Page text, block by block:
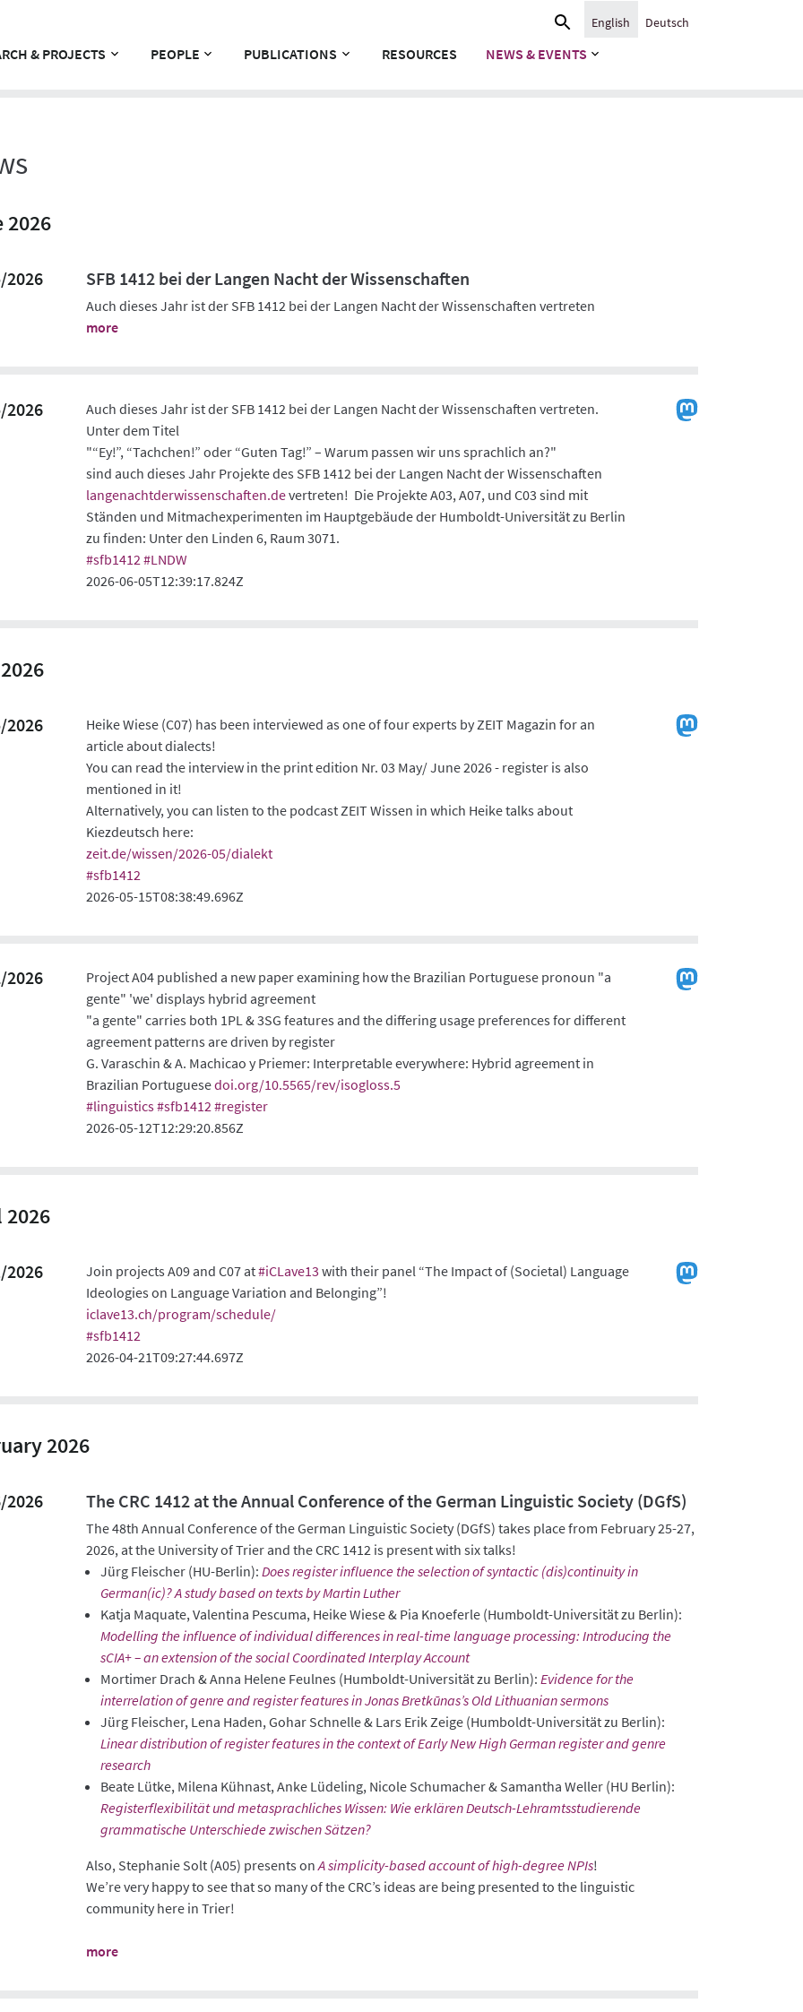
& PROJECTS PEOPLE PUBLICATIONS RESOURCES NEWS & EVENTS
Search
English Deutsch
2026
2026 SFB 1412 bei der Langen Nacht der Wissenschaften
Auch dieses Jahr ist der SFB 1412 bei der Langen Nacht der Wissenschaften vertreten
more
2026
Auch dieses Jahr ist der SFB 1412 bei der Langen Nacht der Wissenschaften vertreten.
Unter dem Titel
"“Ey!”, “Tachchen!” oder “Guten Tag!” – Warum passen wir uns sprachlich an?"
sind auch dieses Jahr Projekte des SFB 1412 bei der Langen Nacht der Wissenschaften
langenachtderwissenschaften.devertreten! Die Projekte A03, A07, und C03 sind mit
Ständen und Mitmachexperimenten im Hauptgebäude der Humboldt-Universität zu Berlin
zu finden: Unter den Linden 6, Raum 3071.
#sfb1412 #LNDW
2026-06-05T12:39:17.824Z
2026
Heike Wiese (C07) has been interviewed as one of four experts by ZEIT Magazin for an
article about dialects!
You can read the interview in the print edition Nr. 03 May/ June 2026 - register is also
mentioned in it!
Alternatively, you can listen to the podcast ZEIT Wissen in which Heike talks about
Kiezdeutsch here:
zeit.de/wissen/2026-05/dialekt
#sfb1412
2026-05-15T08:38:49.696Z
2026
Project A04 published a new paper examining how the Brazilian Portuguese pronoun "a
gente" 'we' displays hybrid agreement
"a gente" carries both 1PL & 3SG features and the differing usage preferences for different
agreement patterns are driven by register
G. Varaschin & A. Machicao y Priemer: Interpretable everywhere: Hybrid agreement in
Brazilian Portuguesedoi.org/10.5565/rev/isogloss.5
#linguistics#sfb1412#register
2026-05-12T12:29:20.856Z
2026 Join projects A09 and C07 at#iCLave13 with their panel “The Impact of (Societal) Language
Ideologies on Language Variation and Belonging”!
iclave13.ch/program/schedule/
#sfb1412
2026-04-21T09:27:44.697Z
2026
2026 The CRC 1412 at the Annual Conference of the German Linguistic Society (DGfS)
The 48th Annual Conference of the German Linguistic Society (DGfS) takes place from February 25-27,
2026, at the University of Trier and the CRC 1412 is present with six talks!
Jürg Fleischer (HU-Berlin):Does register influence the selection of syntactic (dis)continuity in
German(ic)? A study based on texts by Martin Luther
Katja Maquate, Valentina Pescuma, Heike Wiese & Pia Knoeferle (Humboldt-Universität zu Berlin):
Modelling the influence of individual differences in real-time language processing: Introducing the
sCIA+ – an extension of the social Coordinated Interplay Account
Mortimer Drach & Anna Helene Feulnes (Humboldt-Universität zu Berlin):Evidence for the
interrelation of genre and register features in Jonas Bretkūnas’s Old Lithuanian sermons
Jürg Fleischer, Lena Haden, Gohar Schnelle & Lars Erik Zeige (Humboldt-Universität zu Berlin):
Linear distribution of register features in the context of Early New High German register and genre
research
Beate Lütke, Milena Kühnast, Anke Lüdeling, Nicole Schumacher & Samantha Weller (HU Berlin):
Registerflexibilität und metasprachliches Wissen: Wie erklären Deutsch-Lehramtsstudierende
grammatische Unterschiede zwischen Sätzen?
Also, Stephanie Solt (A05) presents onA simplicity-based account of high-degree NPIs!
We’re very happy to see that so many of the CRC’s ideas are being presented to the linguistic
community here in Trier!
more